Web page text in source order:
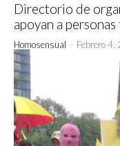
Directorio de
apoyan a
Homosensual - Febrero 4,